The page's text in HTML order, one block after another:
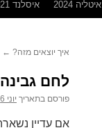
איסלנד 2021 איטליה 2024
איך יוצאים מזה? ←
לחם גבינה
פורסם בתאריך יוני 6, 2015
אם עדיין